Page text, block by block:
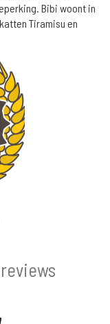
Bibi woont in
Tiramisu en